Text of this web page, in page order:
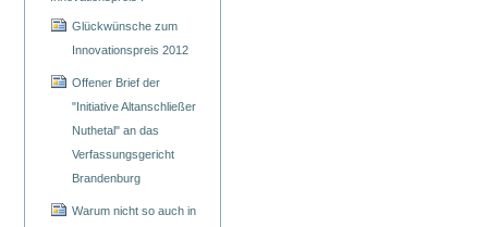
Glückwünsche zum
Innovationspreis 2012
Offener Brief der
"Initiative Altanschließer
Nuthetal" an das
Verfassungsgericht
Brandenburg
Warum nicht so auch in